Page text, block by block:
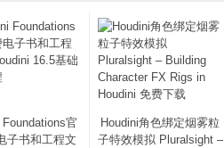
Foundations官
子书和工程文
Houdini角色绑定烟雾粒
子特效模拟 Pluralsight –